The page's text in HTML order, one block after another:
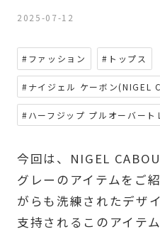
2025-07-12
#ファッション #トップス
#ナイジェル ケーボン(NIGEL
#ハーフジップ プルオーバート
今回は、NIGEL
グレーのアイテムをご
がらも洗練されたデザ
支持されるこのアイテ